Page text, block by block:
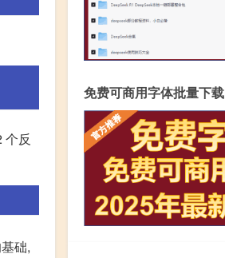
个反
础,
免费可商用字体批量下载